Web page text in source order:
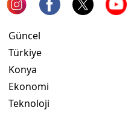
Güncel
Türkiye
Konya
Ekonomi
Teknoloji